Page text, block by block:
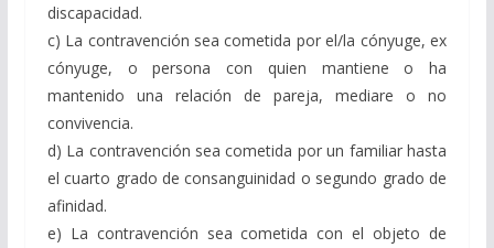
discapacidad.
c) La contravención sea cometida por el/la cónyuge, ex
cónyuge, o persona con quien mantiene o ha
mantenido una relación de pareja, mediare o no
convivencia.
d) La contravención sea cometida por un familiar hasta
el cuarto grado de consanguinidad o segundo grado de
afinidad.
e) La contravención sea cometida con el objeto de